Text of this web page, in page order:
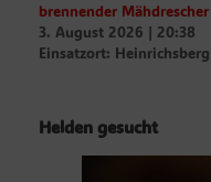
brennender Mähdrescher
3. August 2026 | 20:38
Einsatzort: Heinrichsberg
Helden gesucht